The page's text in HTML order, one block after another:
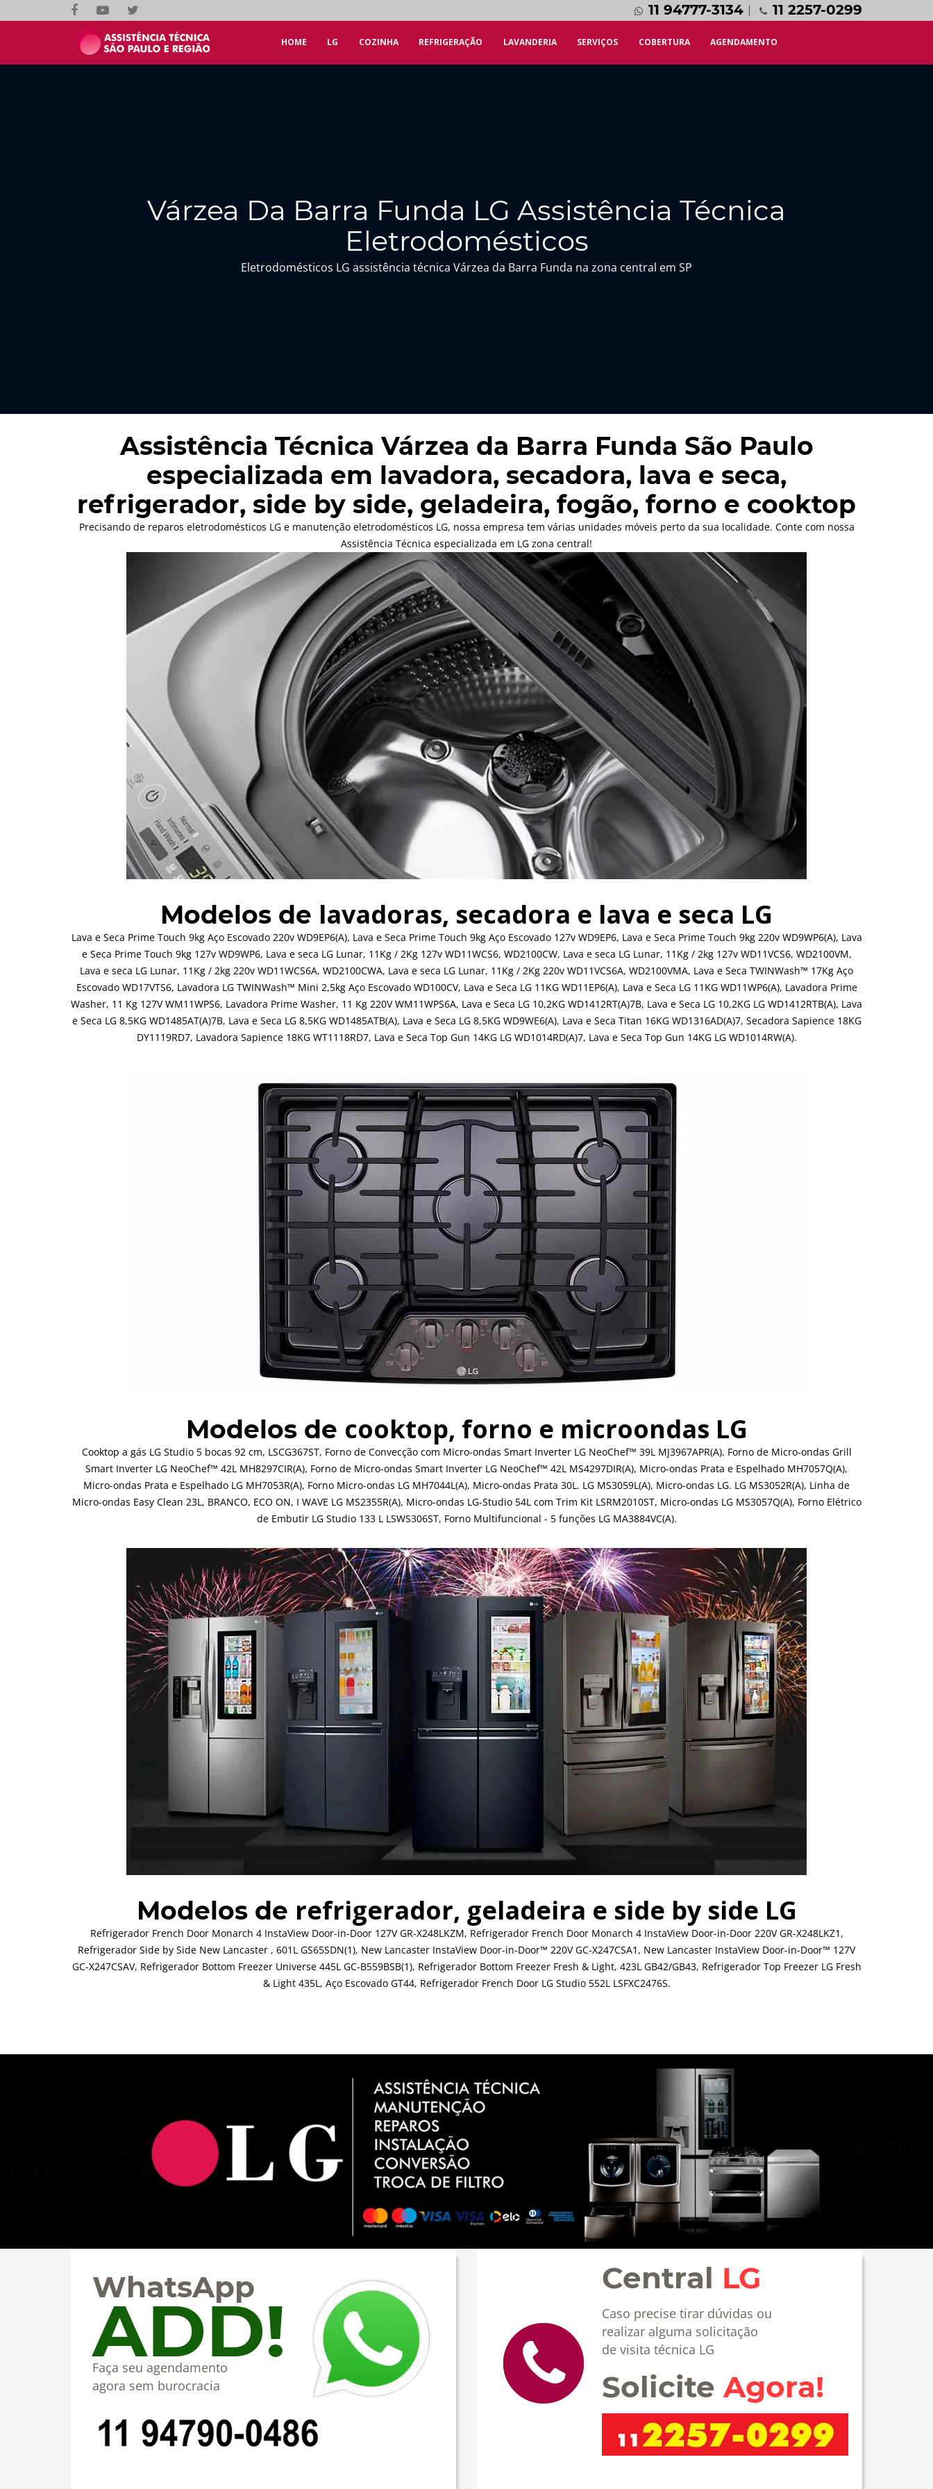
11 94777-3134 11 2257-0299
HOME LG COZINHA REFRIGERAÇÃO LAVANDERIA SERVIÇOS COBERTURA AGENDAMENTO
Várzea Da Barra Funda LG Assistência Técnica
Eletrodomésticos
Eletrodomésticos LG assistência técnica Várzea da Barra Funda na zona central em SP
Assistência Técnica Várzea da Barra Funda São Paulo
especializada em lavadora, secadora, lava e seca,
refrigerador, side by side, geladeira, fogão, forno e cooktop
Precisando de reparos eletrodomésticos LG e manutenção eletrodomésticos LG, nossa empresa tem várias unidades móveis perto da sua localidade. Conte com nossa
Assistência Técnica especializada em LG zona central!
Modelos de lavadoras, secadora e lava e seca LG
Lava e Seca Prime Touch 9kg Aço Escovado 220v WD9EP6(A), Lava e Seca Prime Touch 9kg Aço Escovado 127v WD9EP6, Lava e Seca Prime Touch 9kg 220v WD9WP6(A), Lava
e Seca Prime Touch 9kg 127v WD9WP6, Lava e seca LG Lunar, 11Kg / 2Kg 127v WD11WCS6, WD2100CW, Lava e seca LG Lunar, 11Kg / 2kg 127v WD11VCS6, WD2100VM,
Lava e seca LG Lunar, 11Kg / 2kg 220v WD11WCS6A, WD2100CWA, Lava e seca LG Lunar, 11Kg / 2Kg 220v WD11VCS6A, WD2100VMA, Lava e Seca TWINWash™ 17Kg Aço
Escovado WD17VTS6, Lavadora LG TWINWash™ Mini 2,5kg Aço Escovado WD100CV, Lava e Seca LG 11KG WD11EP6(A), Lava e Seca LG 11KG WD11WP6(A), Lavadora Prime
Washer, 11 Kg 127V WM11WPS6, Lavadora Prime Washer, 11 Kg 220V WM11WPS6A, Lava e Seca LG 10,2KG WD1412RT(A)7B, Lava e Seca LG 10,2KG LG WD1412RTB(A), Lava
e Seca LG 8,5KG WD1485AT(A)7B, Lava e Seca LG 8,5KG WD1485ATB(A), Lava e Seca LG 8,5KG WD9WE6(A), Lava e Seca Titan 16KG WD1316AD(A)7, Secadora Sapience 18KG
DY1119RD7, Lavadora Sapience 18KG WT1118RD7, Lava e Seca Top Gun 14KG LG WD1014RD(A)7, Lava e Seca Top Gun 14KG LG WD1014RW(A).
Modelos de cooktop, forno e microondas LG
Cooktop a gás LG Studio 5 bocas 92 cm, LSCG367ST, Forno de Convecção com Micro-ondas Smart Inverter LG NeoChef™ 39L MJ3967APR(A), Forno de Micro-ondas Grill
Smart Inverter LG NeoChef™ 42L MH8297CIR(A), Forno de Micro-ondas Smart Inverter LG NeoChef™ 42L MS4297DIR(A), Micro-ondas Prata e Espelhado MH7057Q(A),
Micro-ondas Prata e Espelhado LG MH7053R(A), Forno Micro-ondas LG MH7044L(A), Micro-ondas Prata 30L. LG MS3059L(A), Micro-ondas LG. LG MS3052R(A), Linha de
Micro-ondas Easy Clean 23L, BRANCO, ECO ON, I WAVE LG MS2355R(A), Micro-ondas LG-Studio 54L com Trim Kit LSRM2010ST, Micro-ondas LG MS3057Q(A), Forno Elétrico
de Embutir LG Studio 133 L LSWS306ST, Forno Multifuncional - 5 funções LG MA3884VC(A).
Modelos de refrigerador, geladeira e side by side LG
Refrigerador French Door Monarch 4 InstaView Door-in-Door 127V GR-X248LKZM, Refrigerador French Door Monarch 4 InstaView Door-in-Door 220V GR-X248LKZ1,
Refrigerador Side by Side New Lancaster , 601L GS65SDN(1), New Lancaster InstaView Door-in-Door™ 220V GC-X247CSA1, New Lancaster InstaView Door-in-Door™ 127V
GC-X247CSAV, Refrigerador Bottom Freezer Universe 445L GC-B559BSB(1), Refrigerador Bottom Freezer Fresh & Light, 423L GB42/GB43, Refrigerador Top Freezer LG Fresh
& Light 435L, Aço Escovado GT44, Refrigerador French Door LG Studio 552L LSFXC2476S.
WhatsApp
ADD!
Faça seu agendamento
agora sem burocracia
Central LG
Caso precise tirar dúvidas ou
realizar alguma solicitação
de visita técnica LG
SoliciteAgora!